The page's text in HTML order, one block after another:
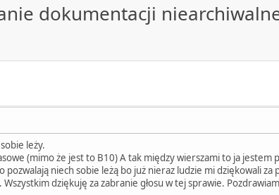
dokumentacji
leży.
(mimo że jest to B10) A tak między wierszami to ja jestem
niech sobie leżą bo już nieraz ludzie mi dziękowali za
dziękuję za zabranie głosu w tej sprawie. Pozdrawiam